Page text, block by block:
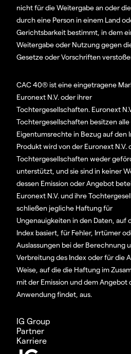
nicht für die Weitergabe an oder
durch eine Person in einem Land
Gerichtsbarkeit bestimmt, in dem
Weitergabe oder Nutzung gegen
Gesetze oder Vorschriften
CAC 40® ist eine eingetragene
Euronext N.V. oder ihrer
Tochtergesellschaften. Euronext
Tochtergesellschaften besitzen alle
Eigentumsrechte in Bezug auf den
Produkt wird von der Euronext N.V.
Tochtergesellschaften weder
unterstützt, und sie sind in keiner
dessen Emission oder Angebot
Euronext N.V. und ihre
schließen jegliche Haftung für
Ungenauigkeiten in den Daten, auf
Index basiert, für Fehler, Irrtümer
Auslassungen bei der Berechnung
Verbreitung des Index oder für die
Weise, auf die die Haftung im
mit der Emission und dem Angebot
Anwendung findet, aus.
IG Group
Partner
Karriere